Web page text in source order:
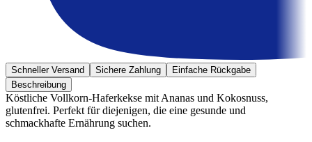
Schneller Versand Sichere Zahlung
Einfache Rückgabe
Beschreibung
Köstliche Vollkorn-Haferkekse mit Ananas und Kokosnuss,
glutenfrei. Perfekt für diejenigen, die eine gesunde und
schmackhafte Ernährung suchen.